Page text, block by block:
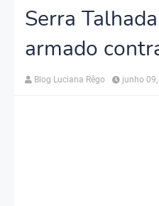
Serra
armado
Blog Luciana Rêgo junho